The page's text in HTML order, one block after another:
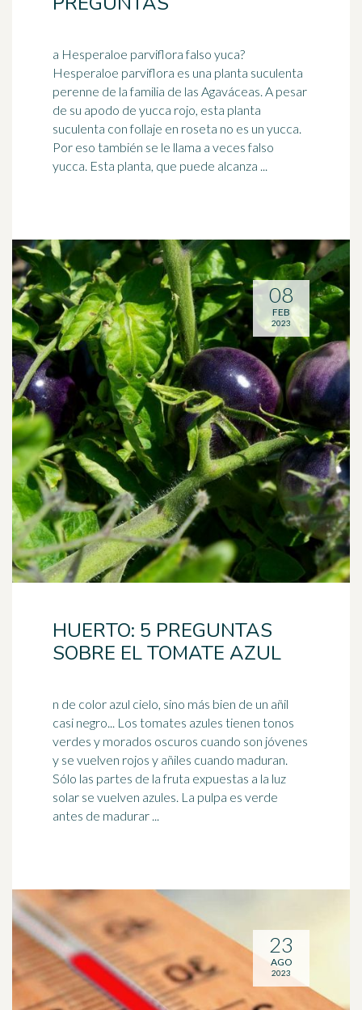
a Hesperaloe parviflora falso yuca?
Hesperaloe parviflora es una planta suculenta
perenne de la familia de las Agaváceas. A pesar
de su apodo de yucca rojo, esta planta
suculenta con follaje en roseta no es un yucca.
Por eso también se le llama a veces falso
yucca. Esta planta, que puede alcanza ...
HUERTO: 5 PREGUNTAS
SOBRE EL TOMATE AZUL
n de color azul cielo, sino más bien de un añil
casi negro... Los tomates azules tienen tonos
verdes y morados oscuros cuando son jóvenes
y se vuelven rojos y añiles cuando maduran.
Sólo las partes de la fruta expuestas a la luz
solar se vuelven azules. La pulpa es verde
antes de madurar ...
08
FEB
2023
23
AGO
2023